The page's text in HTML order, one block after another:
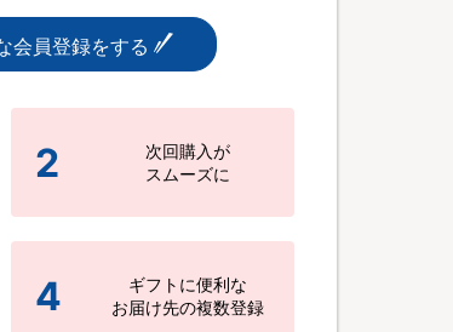
会員登録をする
2
次回購入が
スムーズに
4
ギフトに便利な
お届け先の複数登録